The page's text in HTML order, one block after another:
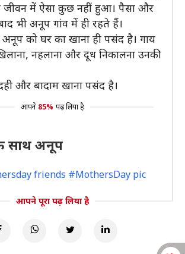
में ऐसा कुछ नहीं हुआ। पैसा और
भी अनूप गांव में ही रहते हैं।
अनूप को घर का खाना ही पसंद है। गाय
नहलाना और दूध निकालना उनकी
और बादाम खाना पसंद है।
आपने 85% पढ़ लिया है
साथ अनूप
friends #MothersDay pic
आपने पूरा पढ़ लिया है